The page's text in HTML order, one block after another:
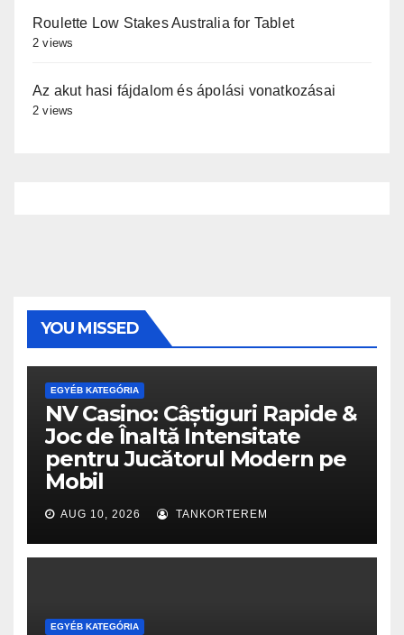
Roulette Low Stakes Australia for Tablet
2 views
Az akut hasi fájdalom és ápolási vonatkozásai
2 views
YOU MISSED
EGYÉB KATEGÓRIA
NV Casino: Câștiguri Rapide &
Joc de Înaltă Intensitate
pentru Jucătorul Modern pe
Mobil
AUG 10, 2026 TANKORTEREM
EGYÉB KATEGÓRIA